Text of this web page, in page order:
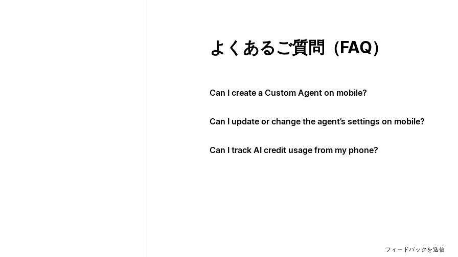
よくあるご質問（FAQ）
Can I create a Custom Agent on mobile?
Can I update or change the agent’s settings on mobile?
Can I track AI credit usage from my phone?
フィードバックを送信